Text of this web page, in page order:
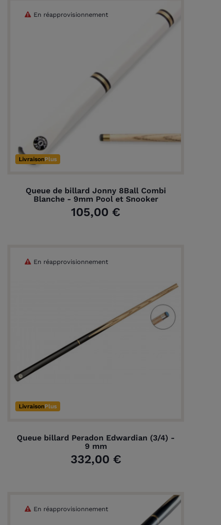
LivraisonPlus
Queue de billard Jonny 8Ball Combi
Blanche - 9mm Pool et Snooker
105,00 €
En réapprovisionnement
LivraisonPlus
Queue billard Peradon Edwardian (3/4) -
9 mm
332,00 €
En réapprovisionnement
En réapprovisionnement